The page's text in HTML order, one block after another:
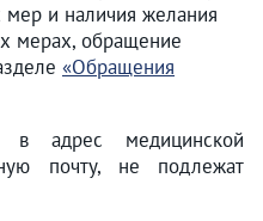
мер и наличия желания
мерах, обращение
«Обращения
в адрес медицинской
почту, не подлежат